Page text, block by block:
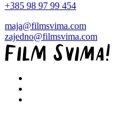
+385 98 97 99 454
maja@filmsvima.com
zajedno@filmsvima.com